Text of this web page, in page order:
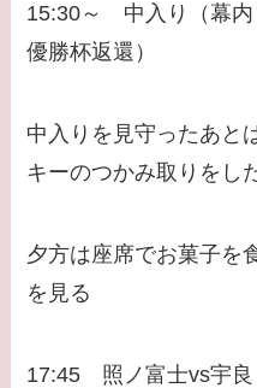
15:30～ 中入り（幕内
優勝杯返還）
中入りを見守ったあと
キーのつかみ取りをし
夕方は座席でお菓子を
を見る
17:45 照ノ富士vs宇良